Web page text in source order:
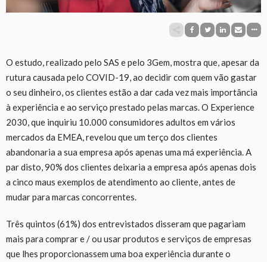
O estudo, realizado pelo SAS e pelo 3Gem, mostra que, apesar da
rutura causada pelo COVID-19, ao decidir com quem vão gastar
o seu dinheiro, os clientes estão a dar cada vez mais importância
à experiência e ao serviço prestado pelas marcas. O Experience
2030, que inquiriu 10.000 consumidores adultos em vários
mercados da EMEA, revelou que um terço dos clientes
abandonaria a sua empresa após apenas uma má experiência. A
par disto, 90% dos clientes deixaria a empresa após apenas dois
a cinco maus exemplos de atendimento ao cliente, antes de
mudar para marcas concorrentes.
Três quintos (61%) dos entrevistados disseram que pagariam
mais para comprar e / ou usar produtos e serviços de empresas
que lhes proporcionassem uma boa experiência durante o